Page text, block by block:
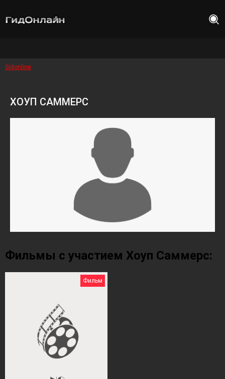
Gidonline
ХОУП САММЕРС
Фильмы с участием Хоуп Саммерс:
Фильм